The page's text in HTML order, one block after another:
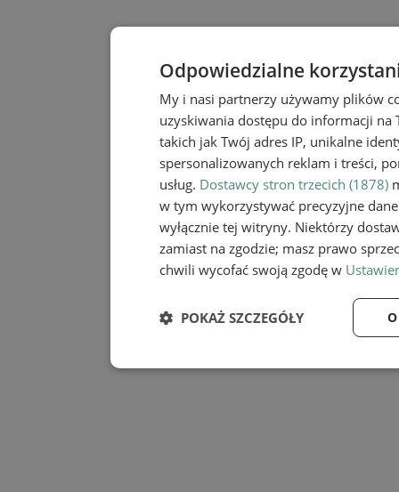
Odpowiedzialne
My i nasi partnerzy używamy plików
uzyskiwania dostępu do informacji
takich jak Twój adres IP, unikalne
spersonalizowanych reklam i treści,
usług. Dostawcy stron trzecich (1878)
w tym wykorzystywać precyzyjne
wyłącznie tej witryny. Niektórzy
zamiast na zgodzie; masz prawo
chwili wycofać swoją zgodę w
POKAŻ SZCZEGÓŁY
Niezbędne